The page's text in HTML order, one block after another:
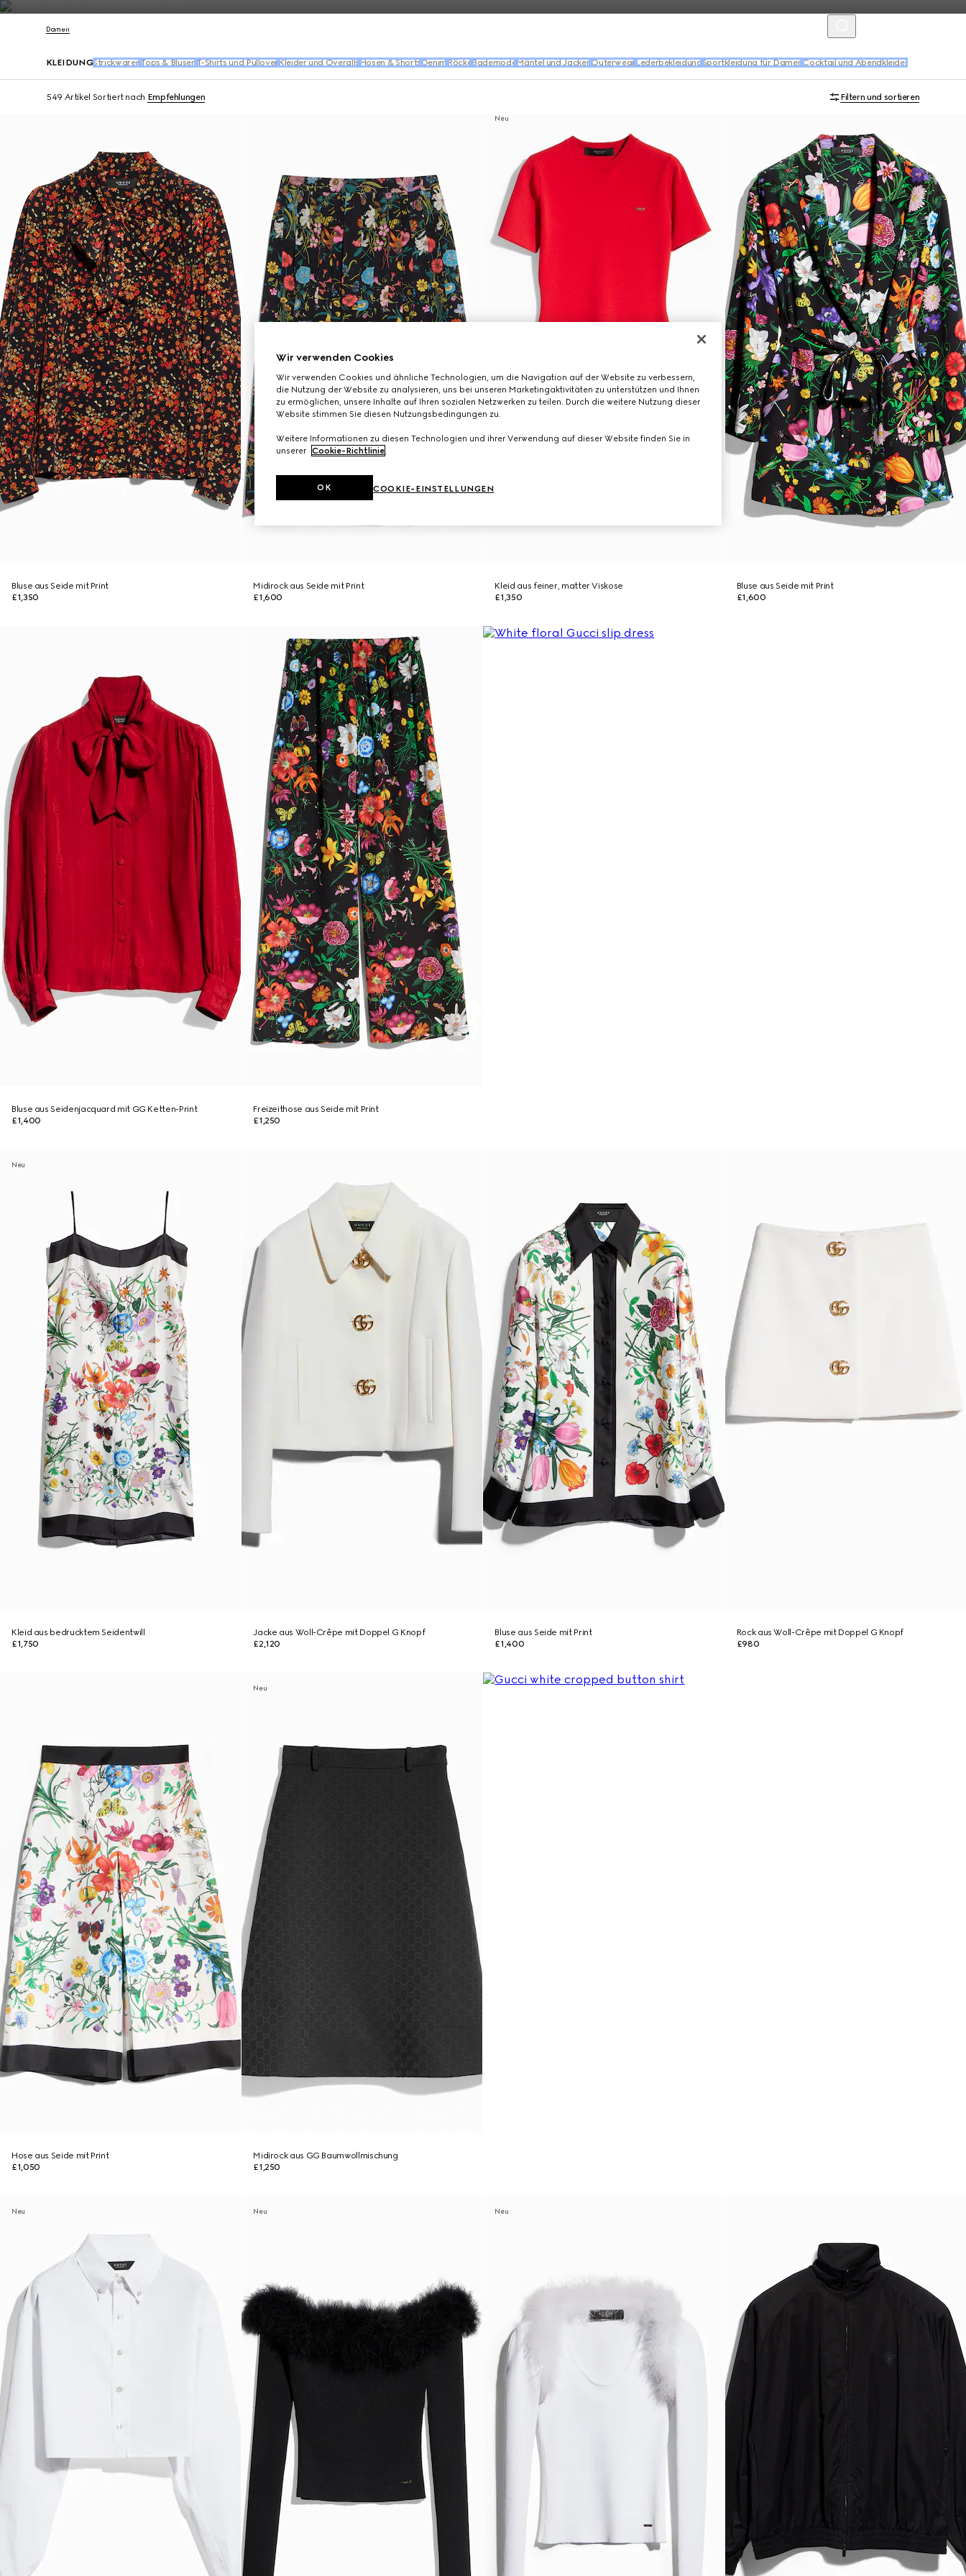
Kontakt
Damen
KLEIDUNG Strickwaren Tops & Blusen​ T-Shirts und Pullover Kleider und Overalls Hosen & Shorts Denim RöckeBademodeMäntel und Jacken Outerwear Lederbekleidung Sportkleidung für Damen Cocktail und Abendkleider
549 Artikel Sortiert nach Empfehlungen Filtern und sortieren
Bluse aus Seide mit Print
£1,350
Midirock aus Seide mit Print
£1,600
Neu
Kleid aus feiner, matter Viskose
£1,350
Bluse aus Seide mit Print
£1,600
Bluse aus Seidenjacquard mit GG Ketten-Print
£1,400
Freizeithose aus Seide mit Print
£1,250
Neu
Kleid aus bedrucktem Seidentwill
£1,750
Jacke aus Woll-Crêpe mit Doppel G Knopf
£2,120
Bluse aus Seide mit Print
£1,400
Rock aus Woll-Crêpe mit Doppel G Knopf
£980
Hose aus Seide mit Print
£1,050
Neu
Midirock aus GG Baumwollmischung
£1,250
Neu Neu Neu
Wir verwenden Cookies
Wir verwenden Cookies und ähnliche Technologien, um die Navigation auf der Website zu verbessern,
die Nutzung der Website zu analysieren, uns bei unseren Marketingaktivitäten zu unterstützen und Ihnen
zu ermöglichen, unsere Inhalte auf Ihren sozialen Netzwerken zu teilen. Durch die weitere Nutzung dieser
Website stimmen Sie diesen Nutzungsbedingungen zu.
Weitere Informationen zu diesen Technologien und ihrer Verwendung auf dieser Website finden Sie in
unserer Cookie-Richtlinie.
COOKIE-EINSTELLUNGEN
OK